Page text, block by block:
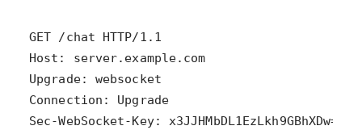
Connection: Upgrade